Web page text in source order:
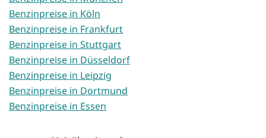
Benzinpreise in Köln
Benzinpreise in Frankfurt
Benzinpreise in Stuttgart
Benzinpreise in Düsseldorf
Benzinpreise in Leipzig
Benzinpreise in Dortmund
Benzinpreise in Essen